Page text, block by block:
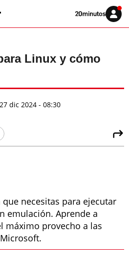
Volver
Iniciar
sesión
Linux y cómo
27 dic 2024 - 08:30
necesitas para ejecutar
emulación. Aprende a
máximo provecho a las